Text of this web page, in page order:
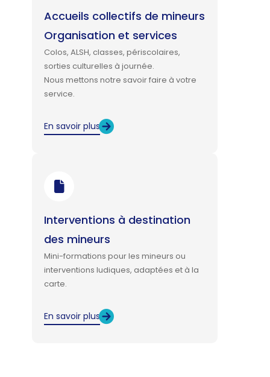
Accueils collectifs de mineurs
Organisation et services
Colos, ALSH, classes, périscolaires,
sorties culturelles à journée.
Nous mettons notre savoir faire à votre
service.
En savoir plus
Interventions à destination
des mineurs
Mini-formations pour les mineurs ou
interventions ludiques, adaptées et à la
carte.
En savoir plus